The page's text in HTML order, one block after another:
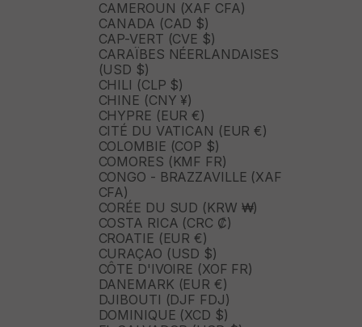
CAMEROUN (XAF CFA)
CANADA (CAD $)
CAP-VERT (CVE $)
CARAÏBES NÉERLANDAISES
(USD $)
CHILI (CLP $)
CHINE (CNY ¥)
CHYPRE (EUR €)
CITÉ DU VATICAN (EUR €)
COLOMBIE (COP $)
COMORES (KMF FR)
CONGO - BRAZZAVILLE (XAF
CFA)
CORÉE DU SUD (KRW ₩)
COSTA RICA (CRC ₡)
CROATIE (EUR €)
CURAÇAO (USD $)
CÔTE D'IVOIRE (XOF FR)
DANEMARK (EUR €)
DJIBOUTI (DJF FDJ)
DOMINIQUE (XCD $)